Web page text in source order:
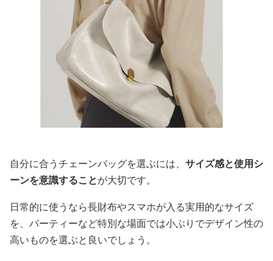
自分に合うチェーンバッグを選ぶには、 サイズ感と使用シ
ーンを意識することが大切です。
日常的に使うなら長財布やスマホが入る実用的なサイズ
を、パーティーなど特別な場面では小ぶりでデザイン性の
高いものを選ぶと良いでしょう。